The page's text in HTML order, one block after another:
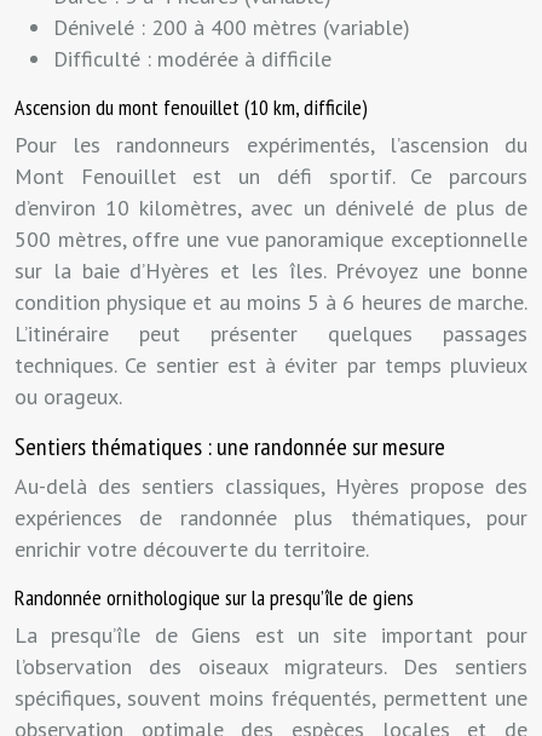
Dénivelé : 200 à 400 mètres (variable)
Difficulté : modérée à difficile
Ascension du mont fenouillet (10 km, difficile)
Pour les randonneurs expérimentés, l’ascension du
Mont Fenouillet est un défi sportif. Ce parcours
d’environ 10 kilomètres, avec un dénivelé de plus de
500 mètres, offre une vue panoramique exceptionnelle
sur la baie d’Hyères et les îles. Prévoyez une bonne
condition physique et au moins 5 à 6 heures de marche.
L’itinéraire peut présenter quelques passages
techniques. Ce sentier est à éviter par temps pluvieux
ou orageux.
Sentiers thématiques : une randonnée sur mesure
Au-delà des sentiers classiques, Hyères propose des
expériences de randonnée plus thématiques, pour
enrichir votre découverte du territoire.
Randonnée ornithologique sur la presqu’île de giens
La presqu’île de Giens est un site important pour
l’observation des oiseaux migrateurs. Des sentiers
spécifiques, souvent moins fréquentés, permettent une
observation optimale des espèces locales et de